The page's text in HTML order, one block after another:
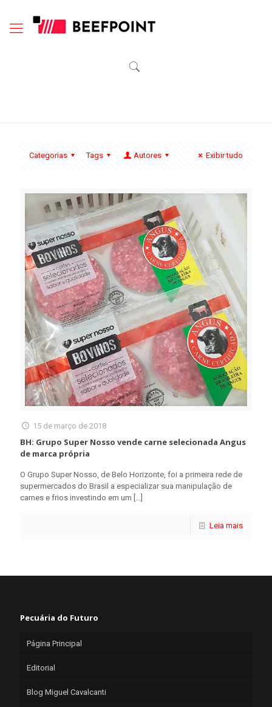
Categorias Tags Autores Exibir tudo
15 de março de 2018
BH: Grupo Super Nosso vende carne selecionada Angus
de marca própria
O Grupo Super Nosso, de Belo Horizonte, foi a primeira rede de
supermercados do Brasil a especializar sua manipulação de
carnes e frios investindo em um […]
Leia mais
Pecuária do Futuro
Página Principal
Editorial
Blog Miguel Cavalcanti